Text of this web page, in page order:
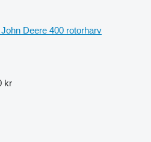
John Deere 400 rotorharv
kr